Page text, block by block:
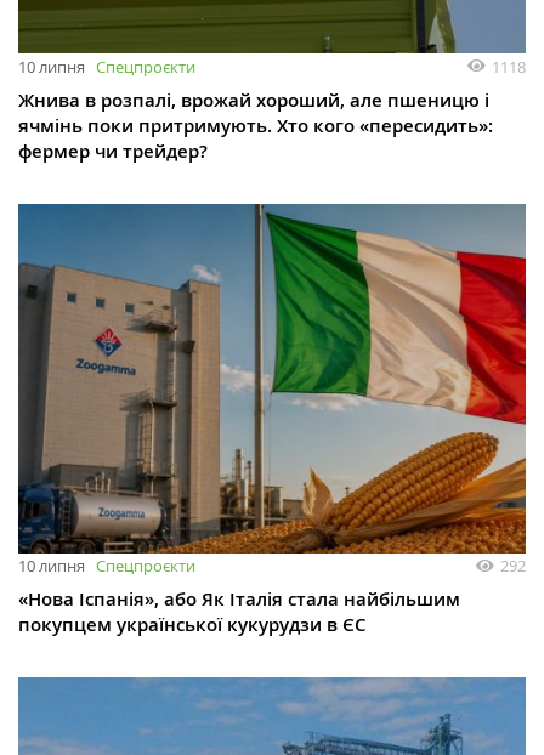
10 липня Спецпроєкти 1118
Жнива в розпалі, врожай хороший, але пшеницю і
ячмінь поки притримують. Хто кого «пересидить»:
фермер чи трейдер?
10 липня Спецпроєкти 292
«Нова Іспанія», або Як Італія стала найбільшим
покупцем української кукурудзи в ЄС